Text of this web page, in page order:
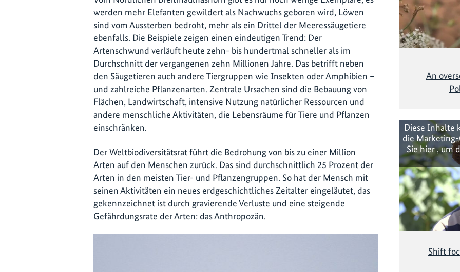
werden mehr Elefanten gewildert als Nachwuchs geboren wird, Löwen
sind vom Aussterben bedroht, mehr als ein Drittel der Meeressäugetiere
ebenfalls. Die Beispiele zeigen einen eindeutigen Trend: Der
Artenschwund verläuft heute zehn- bis hundertmal schneller als im
Durchschnitt der vergangenen zehn Millionen Jahre. Das betrifft neben
den Säugetieren auch andere Tiergruppen wie Insekten oder Amphibien –
und zahlreiche Pflanzenarten. Zentrale Ursachen sind die Bebauung von
Flächen, Landwirtschaft, intensive Nutzung natürlicher Ressourcen und
andere menschliche Aktivitäten, die Lebensräume für Tiere und Pflanzen
einschränken.
DerWeltbiodiversitätsratführt die Bedrohung von bis zu einer Million
Arten auf den Menschen zurück. Das sind durchschnittlich 25 Prozent der
Arten in den meisten Tier- und Pflanzengruppen. So hat der Mensch mit
seinen Aktivitäten ein neues erdgeschichtliches Zeitalter eingeläutet, das
gekennzeichnet ist durch gravierende Verluste und eine steigende
Gefährdungsrate der Arten: das Anthropozän.
An
Diese Inhalte
die
Siehier, um
Shift